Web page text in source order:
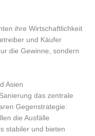
ihre Wirtschaftlichkeit
und Käufer
die Gewinne, sondern
Asien
das zentrale
Gegenstrategie:
die Ausfälle
stabiler und bieten